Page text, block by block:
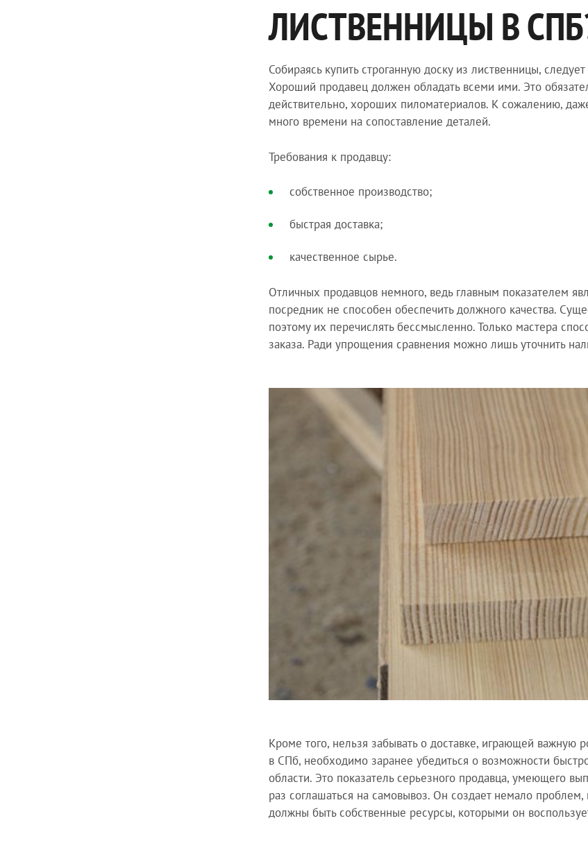
ЛИСТВЕННИЦЫ В
Собираясь купить строганную доску из лиственницы,
Хороший продавец должен обладать всеми ими. Это
действительно, хороших пиломатериалов. К сожалению,
много времени на сопоставление деталей.
Требования к продавцу:
собственное производство;
быстрая доставка;
качественное сырье.
Отличных продавцов немного, ведь главным показателем
посредник не способен обеспечить должного качества.
поэтому их перечислять бессмысленно. Только мастера
заказа. Ради упрощения сравнения можно лишь уточнить
Кроме того, нельзя забывать о доставке, играющей важную
в СПб, необходимо заранее убедиться о возможности
области. Это показатель серьезного продавца, умеющего
раз соглашаться на самовывоз. Он создает немало
должны быть собственные ресурсы, которыми он